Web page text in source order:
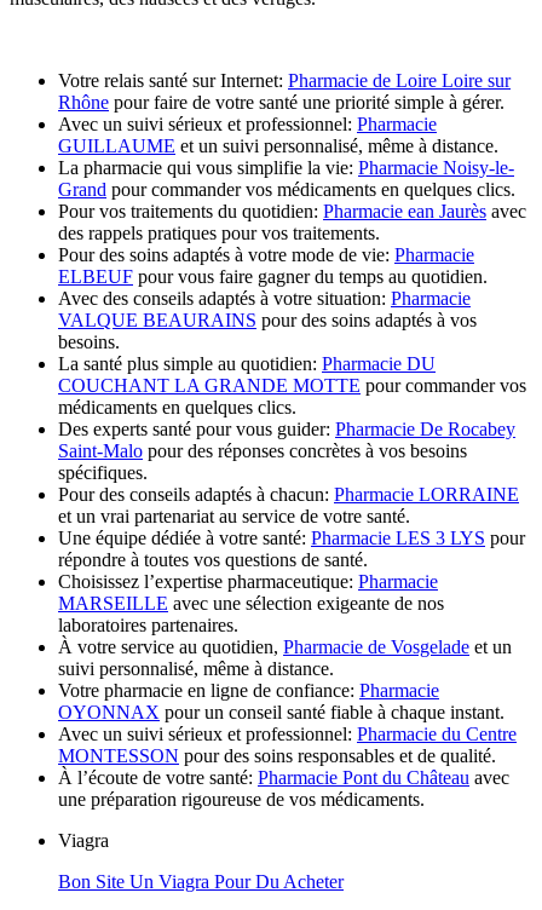
Votre relais santé sur Internet: Pharmacie de Loire Loire sur
Rhône pour faire de votre santé une priorité simple à gérer.
Avec un suivi sérieux et professionnel: Pharmacie
GUILLAUME et un suivi personnalisé, même à distance.
La pharmacie qui vous simplifie la vie: Pharmacie Noisy-le-
Grand pour commander vos médicaments en quelques clics.
Pour vos traitements du quotidien: Pharmacie ean Jaurès avec
des rappels pratiques pour vos traitements.
Pour des soins adaptés à votre mode de vie: Pharmacie
ELBEUF pour vous faire gagner du temps au quotidien.
Avec des conseils adaptés à votre situation: Pharmacie
VALQUE BEAURAINS pour des soins adaptés à vos
besoins.
La santé plus simple au quotidien: Pharmacie DU
COUCHANT LA GRANDE MOTTE pour commander vos
médicaments en quelques clics.
Des experts santé pour vous guider: Pharmacie De Rocabey
Saint-Malo pour des réponses concrètes à vos besoins
spécifiques.
Pour des conseils adaptés à chacun: Pharmacie LORRAINE
et un vrai partenariat au service de votre santé.
Une équipe dédiée à votre santé: Pharmacie LES 3 LYS pour
répondre à toutes vos questions de santé.
Choisissez l’expertise pharmaceutique: Pharmacie
MARSEILLE avec une sélection exigeante de nos
laboratoires partenaires.
À votre service au quotidien, Pharmacie de Vosgelade et un
suivi personnalisé, même à distance.
Votre pharmacie en ligne de confiance: Pharmacie
OYONNAX pour un conseil santé fiable à chaque instant.
Avec un suivi sérieux et professionnel: Pharmacie du Centre
MONTESSON pour des soins responsables et de qualité.
À l’écoute de votre santé: Pharmacie Pont du Château avec
une préparation rigoureuse de vos médicaments.
Viagra
Bon Site Un Viagra Pour Du Acheter